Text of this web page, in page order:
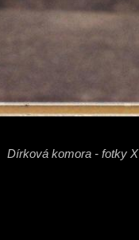
Dírková komora - fotky X